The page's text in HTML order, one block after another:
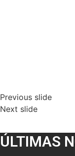
Previous slide
Next slide
ÚLTIMAS